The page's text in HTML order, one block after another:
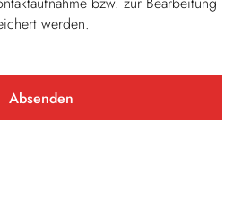
werden.